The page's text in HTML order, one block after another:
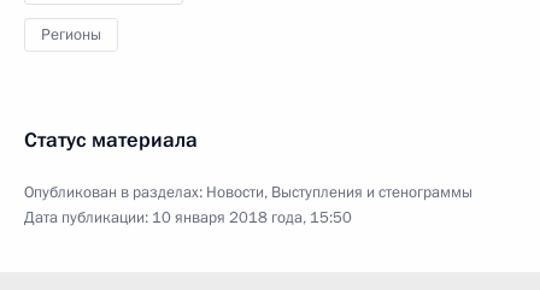
Регионы
Статус материала
Опубликован в разделах: Новости, Выступления и стенограммы
Дата публикации: 10 января 2018 года, 15:50